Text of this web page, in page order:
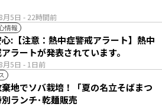
月5日 - 22時間前
情報
月5日 - 1日前
:【注意：熱中症警戒アラート】熱中
ラートが発表されています。
地でソバ栽培！「夏の名立そばまつ
別ランチ･乾麺販売